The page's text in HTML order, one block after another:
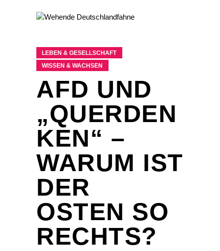
LEBEN & GESELLSCHAFT
WISSEN & WACHSEN
AFD UND
„QUERDEN
KEN“ –
WARUM IST
DER
OSTEN SO
RECHTS?